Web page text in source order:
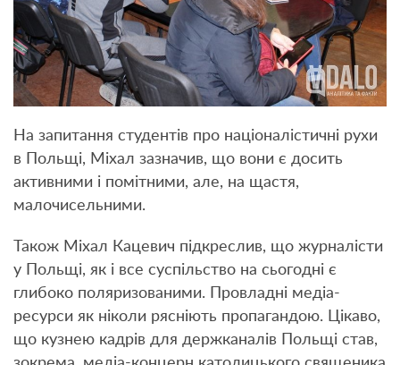
На запитання студентів про націоналістичні рухи
в Польщі, Міхал зазначив, що вони є досить
активними і помітними, але, на щастя,
малочисельними.
Також Міхал Кацевич підкреслив, що журналісти
у Польщі, як і все суспільство на сьогодні є
глибоко поляризованими. Провладні медіа-
ресурси як ніколи рясніють пропагандою. Цікаво,
що кузнею кадрів для держканалів Польщі став,